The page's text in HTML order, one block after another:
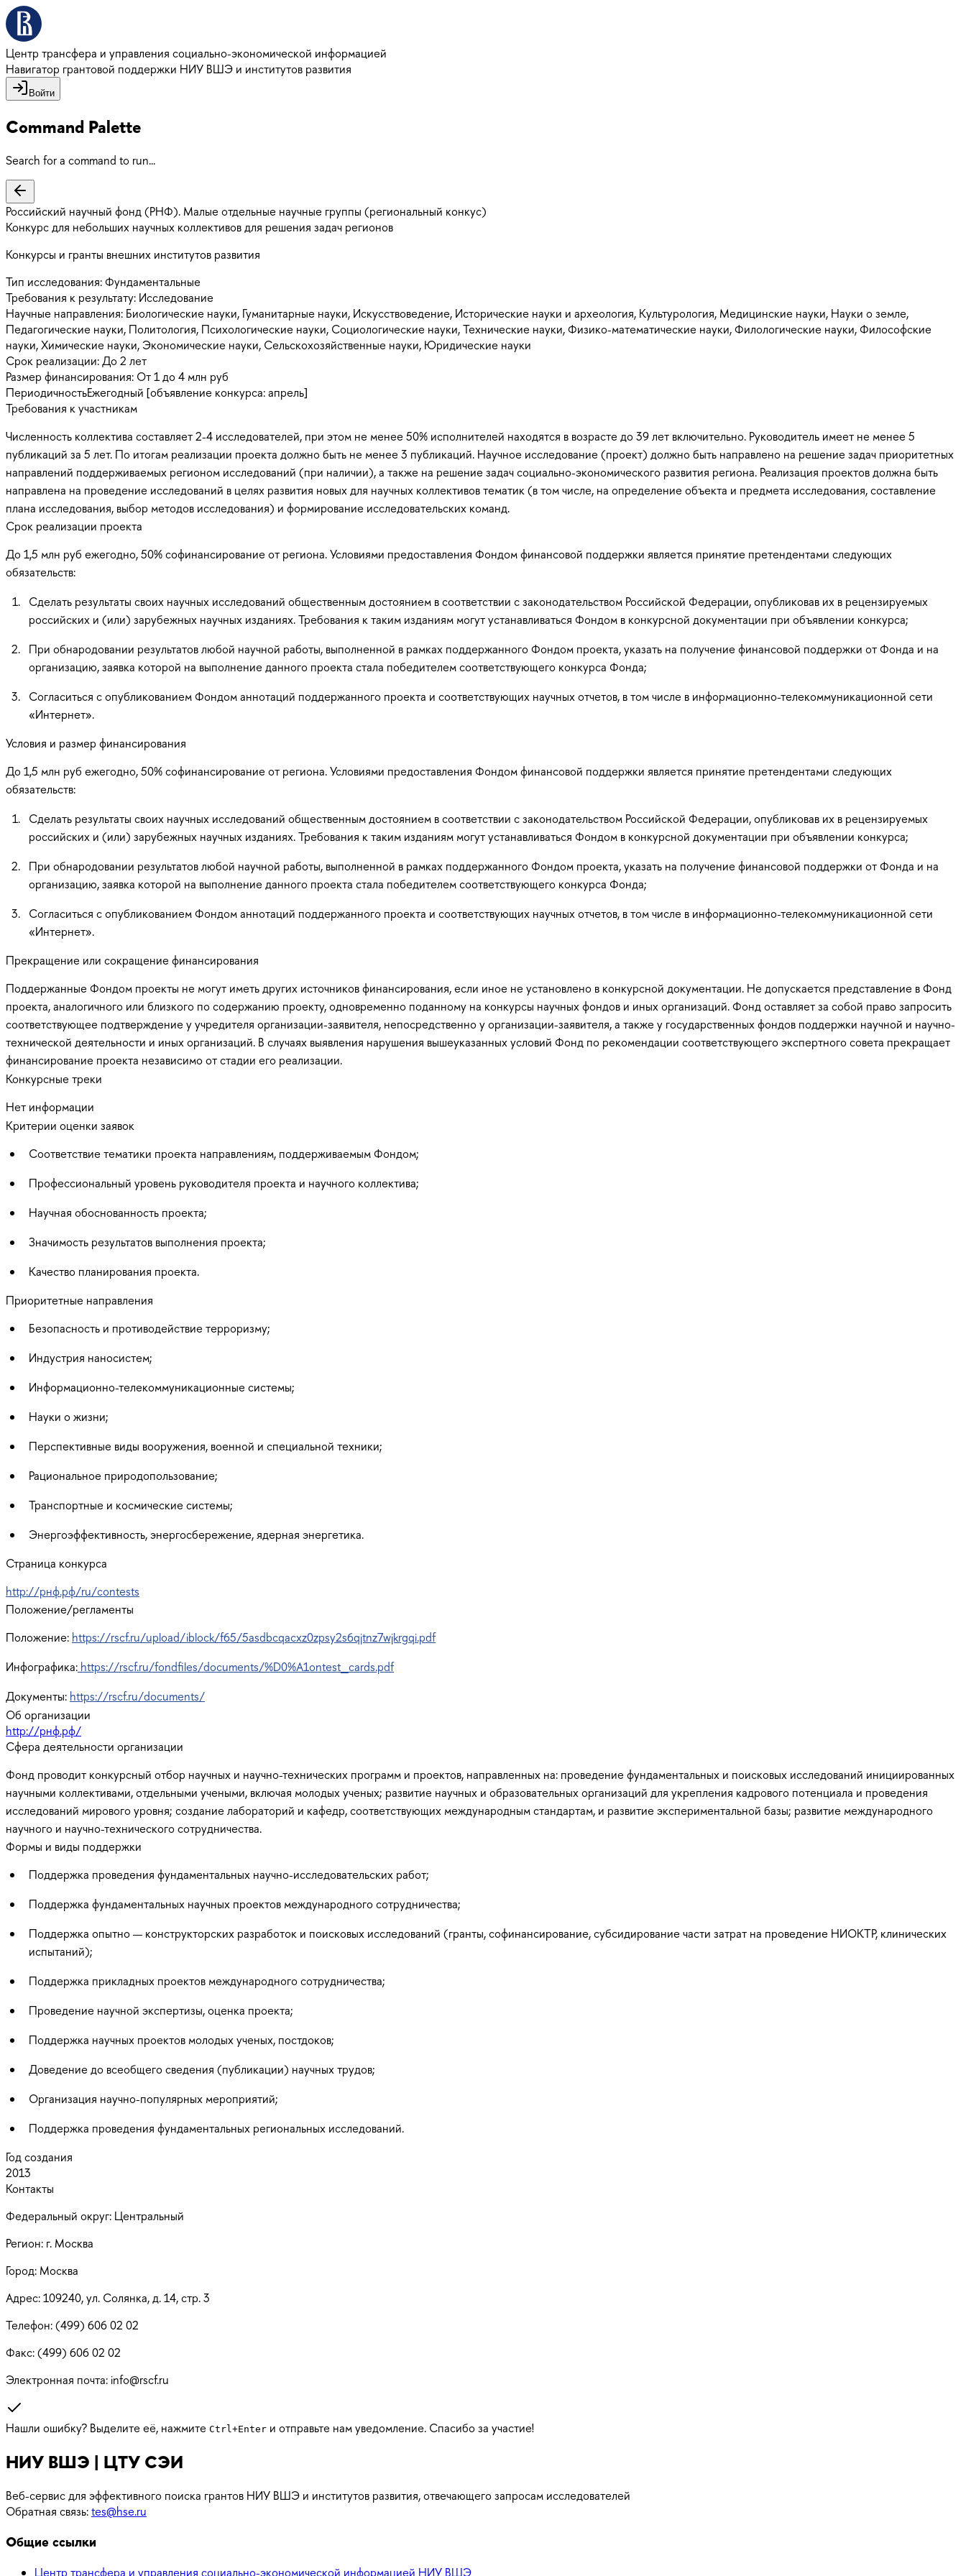
Центр трансфера и управления социально-экономической информацией
Навигатор грантовой поддержки НИУ ВШЭ и институтов развития
Войти
Command Palette
Search for a command to run...
Российский научный фонд (РНФ). Малые отдельные научные группы (региональный конкус)
Конкурс для небольших научных коллективов для решения задач регионов
Конкурсы и гранты внешних институтов развития
Тип исследования:Фундаментальные
Требования к результату: Исследование
Научные направления: Биологические науки, Гуманитарные науки, Искусствоведение, Исторические науки и археология, Культурология, Медицинские науки, Науки о земле,
Педагогические науки, Политология, Психологические науки, Социологические науки, Технические науки, Физико-математические науки, Филологические науки, Философские
науки, Химические науки, Экономические науки, Сельскохозяйственные науки, Юридические науки
Срок реализации:До 2 лет
Размер финансирования: От 1 до 4 млн руб
ПериодичностьЕжегодный [объявление конкурса: апрель]
Требования к участникам
Численность коллектива составляет 2-4 исследователей, при этом не менее 50% исполнителей находятся в возрасте до 39 лет включительно. Руководитель имеет не менее 5
публикаций за 5 лет. По итогам реализации проекта должно быть не менее 3 публикаций. Научное исследование (проект) должно быть направлено на решение задач приоритетных
направлений поддерживаемых регионом исследований (при наличии), а также на решение задач социально-экономического развития региона. Реализация проектов должна быть
направлена на проведение исследований в целях развития новых для научных коллективов тематик (в том числе, на определение объекта и предмета исследования, составление
плана исследования, выбор методов исследования) и формирование исследовательских команд.
Срок реализации проекта
До 1,5 млн руб ежегодно, 50% софинансирование от региона. Условиями предоставления Фондом финансовой поддержки является принятие претендентами следующих
обязательств:
Сделать результаты своих научных исследований общественным достоянием в соответствии с законодательством Российской Федерации, опубликовав их в рецензируемых
российских и (или) зарубежных научных изданиях. Требования к таким изданиям могут устанавливаться Фондом в конкурсной документации при объявлении конкурса;
При обнародовании результатов любой научной работы, выполненной в рамках поддержанного Фондом проекта, указать на получение финансовой поддержки от Фонда и на
организацию, заявка которой на выполнение данного проекта стала победителем соответствующего конкурса Фонда;
Согласиться с опубликованием Фондом аннотаций поддержанного проекта и соответствующих научных отчетов, в том числе в информационно-телекоммуникационной сети
«Интернет».
Условия и размер финансирования
До 1,5 млн руб ежегодно, 50% софинансирование от региона. Условиями предоставления Фондом финансовой поддержки является принятие претендентами следующих
обязательств:
Сделать результаты своих научных исследований общественным достоянием в соответствии с законодательством Российской Федерации, опубликовав их в рецензируемых
российских и (или) зарубежных научных изданиях. Требования к таким изданиям могут устанавливаться Фондом в конкурсной документации при объявлении конкурса;
При обнародовании результатов любой научной работы, выполненной в рамках поддержанного Фондом проекта, указать на получение финансовой поддержки от Фонда и на
организацию, заявка которой на выполнение данного проекта стала победителем соответствующего конкурса Фонда;
Согласиться с опубликованием Фондом аннотаций поддержанного проекта и соответствующих научных отчетов, в том числе в информационно-телекоммуникационной сети
«Интернет».
Прекращение или сокращение финансирования
Поддержанные Фондом проекты не могут иметь других источников финансирования, если иное не установлено в конкурсной документации. Не допускается представление в Фонд
проекта, аналогичного или близкого по содержанию проекту, одновременно поданному на конкурсы научных фондов и иных организаций. Фонд оставляет за собой право запросить
соответствующее подтверждение у учредителя организации-заявителя, непосредственно у организации-заявителя, а также у государственных фондов поддержки научной и научно-
технической деятельности и иных организаций. В случаях выявления нарушения вышеуказанных условий Фонд по рекомендации соответствующего экспертного совета прекращает
финансирование проекта независимо от стадии его реализации.
Конкурсные треки
Нет информации
Критерии оценки заявок
Соответствие тематики проекта направлениям, поддерживаемым Фондом;
Профессиональный уровень руководителя проекта и научного коллектива;
Научная обоснованность проекта;
Значимость результатов выполнения проекта;
Качество планирования проекта.
Приоритетные направления
Безопасность и противодействие терроризму;
Индустрия наносистем;
Информационно-телекоммуникационные системы;
Науки о жизни;
Перспективные виды вооружения, военной и специальной техники;
Рациональное природопользование;
Транспортные и космические системы;
Энергоэффективность, энергосбережение, ядерная энергетика.
Страница конкурса
http://рнф.рф/ru/contests
Положение/регламенты
Положение: https://rscf.ru/upload/iblock/f65/5asdbcqacxz0zpsy2s6qjtnz7wjkrgqi.pdf
Инфографика: https://rscf.ru/fondfiles/documents/%D0%A1ontest_cards.pdf
Документы: https://rscf.ru/documents/
Об организации
http://рнф.рф/
Сфера деятельности организации
Фонд проводит конкурсный отбор научных и научно-технических программ и проектов, направленных на: проведение фундаментальных и поисковых исследований инициированных
научными коллективами, отдельными учеными, включая молодых ученых; развитие научных и образовательных организаций для укрепления кадрового потенциала и проведения
исследований мирового уровня; создание лабораторий и кафедр, соответствующих международным стандартам, и развитие экспериментальной базы; развитие международного
научного и научно-технического сотрудничества.
Формы и виды поддержки
Поддержка проведения фундаментальных научно-исследовательских работ;
Поддержка фундаментальных научных проектов международного сотрудничества;
Поддержка опытно — конструкторских разработок и поисковых исследований (гранты, софинансирование, субсидирование части затрат на проведение НИОКТР, клинических
испытаний);
Поддержка прикладных проектов международного сотрудничества;
Проведение научной экспертизы, оценка проекта;
Поддержка научных проектов молодых ученых, постдоков;
Доведение до всеобщего сведения (публикации) научных трудов;
Организация научно-популярных мероприятий;
Поддержка проведения фундаментальных региональных исследований.
Год создания
2013
Контакты
Федеральный округ: Центральный
Регион: г. Москва
Город: Москва
Адрес:109240, ул. Солянка, д. 14, стр. 3
Телефон:(499) 606 02 02
Факс:(499) 606 02 02
Электронная почта: info@rscf.ru
Нашли ошибку? Выделите её, нажмите Ctrl+Enter и отправьте нам уведомление. Спасибо за участие!
НИУ ВШЭ | ЦТУ СЭИ
Веб-сервис для эффективного поиска грантов НИУ ВШЭ и институтов развития, отвечающего запросам исследователей
Обратная связь:tes@hse.ru
Общие ссылки
Центр трансфера и управления социально-экономической информацией НИУ ВШЭ